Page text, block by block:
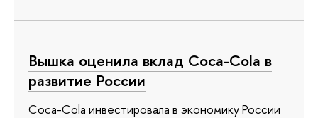
Вышка оценила вклад Coca-Cola в
развитие России
Coca-Cola инвестировала в экономику России